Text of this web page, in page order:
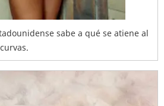
sabe a qué se atiene al